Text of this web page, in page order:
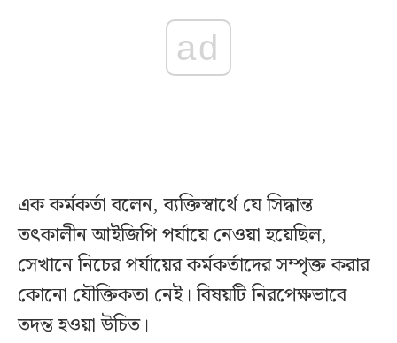
ad
এক কর্মকর্তা বলেন, ব্যক্তিস্বার্থে যে সিদ্ধান্ত
তৎকালীন আইজিপি পর্যায়ে নেওয়া হয়েছিল,
সেখানে নিচের পর্যায়ের কর্মকর্তাদের সম্পৃক্ত করার
কোনো যৌক্তিকতা নেই। বিষয়টি নিরপেক্ষভাবে
তদন্ত হওয়া উচিত।